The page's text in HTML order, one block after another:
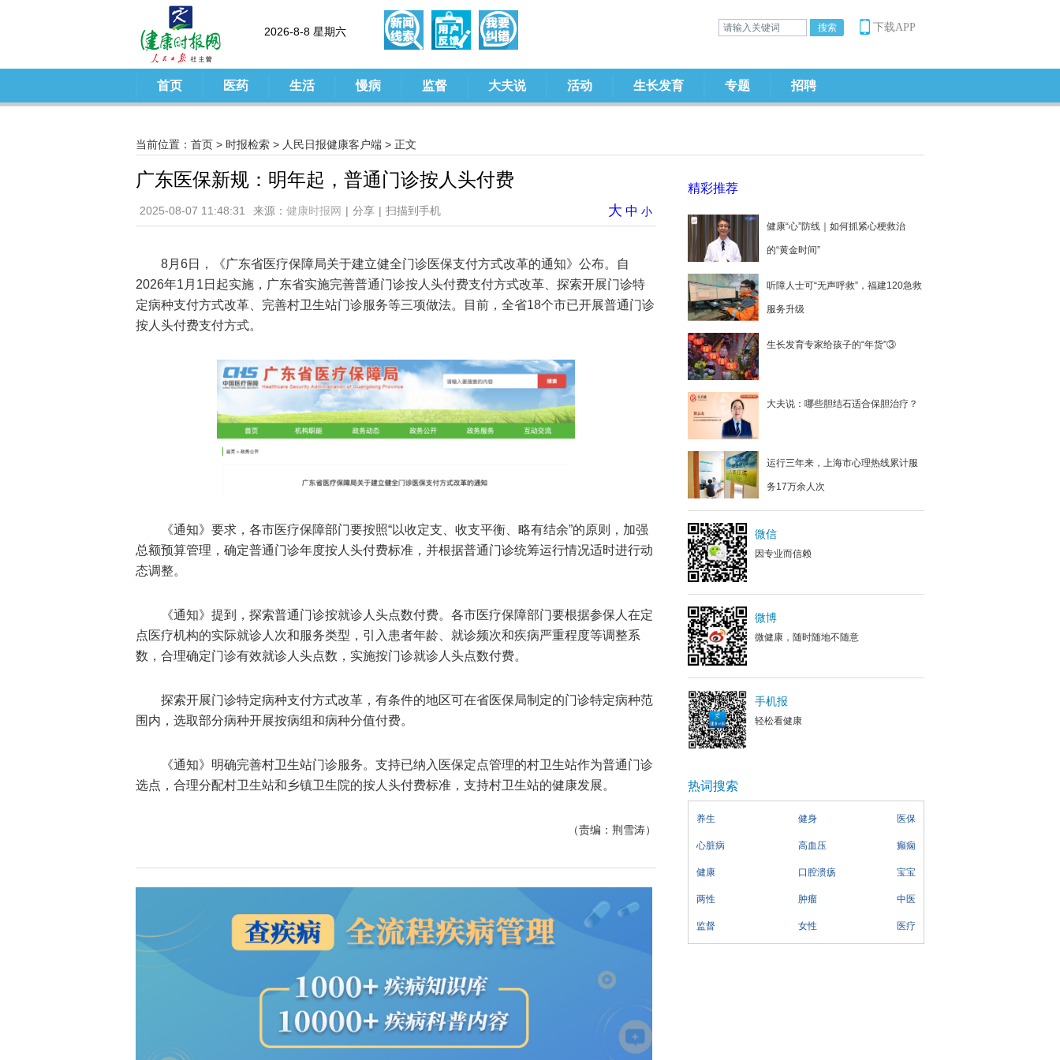
2026-8-8 星期六 下载APP
首页 医药 生活 慢病 监督 大夫说 活动 生长发育 专题 招聘
当前位置： 首页 > 时报检索 > 人民日报健康客户端 > 正文
广东医保新规：明年起，普通门诊按人头付费
2025-08-07 11:48:31 来源： 健康时报网 | 分享 | 扫描到手机 大 中 小
8月6日，《广东省医疗保障局关于建立健全门诊医保支付方式改革的通知》公布。自
2026年1月1日起实施，广东省实施完善普通门诊按人头付费支付方式改革、探索开展门诊特
定病种支付方式改革、完善村卫生站门诊服务等三项做法。目前，全省18个市已开展普通门诊
按人头付费支付方式。
《通知》要求，各市医疗保障部门要按照“以收定支、收支平衡、略有结余”的原则，加强
总额预算管理，确定普通门诊年度按人头付费标准，并根据普通门诊统筹运行情况适时进行动
态调整。
《通知》提到，探索普通门诊按就诊人头点数付费。各市医疗保障部门要根据参保人在定
点医疗机构的实际就诊人次和服务类型，引入患者年龄、就诊频次和疾病严重程度等调整系
数，合理确定门诊有效就诊人头点数，实施按门诊就诊人头点数付费。
探索开展门诊特定病种支付方式改革，有条件的地区可在省医保局制定的门诊特定病种范
围内，选取部分病种开展按病组和病种分值付费。
《通知》明确完善村卫生站门诊服务。支持已纳入医保定点管理的村卫生站作为普通门诊
选点，合理分配村卫生站和乡镇卫生院的按人头付费标准，支持村卫生站的健康发展。
（责编：荆雪涛）
精彩推荐
健康“心”防线｜如何抓紧心梗救治
的“黄金时间”
听障人士可“无声呼救”，福建120急救
服务升级
生长发育专家给孩子的“年货”③
大夫说：哪些胆结石适合保胆治疗？
运行三年来，上海市心理热线累计服
务17万余人次
微信
因专业而信赖
微博
微健康，随时随地不随意
手机报
轻松看健康
热词搜索
养生 健身 医保
心脏病 高血压 癫痫
健康 口腔溃疡 宝宝
两性 肿瘤 中医
监督 女性 医疗